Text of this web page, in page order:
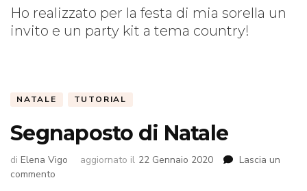
kit
e
Ho realizzato per la festa di mia sorella un
invito e un party kit a tema country!
NATALE TUTORIAL
Segnaposto di Natale
di Elena Vigo aggiornato il 22 Gennaio 2020
Lascia un
commento